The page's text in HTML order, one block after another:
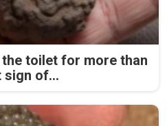
the toilet for more than
sign of...